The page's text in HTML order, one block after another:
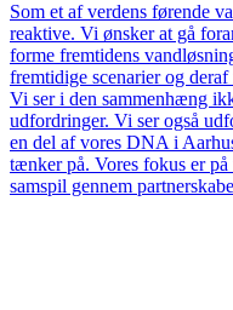
Som et af verdens førende
reaktive. Vi ønsker at gå
forme fremtidens
fremtidige scenarier og
Vi ser i den sammenhæng
udfordringer. Vi ser også
en del af vores DNA i
tænker på. Vores fokus er
samspil gennem